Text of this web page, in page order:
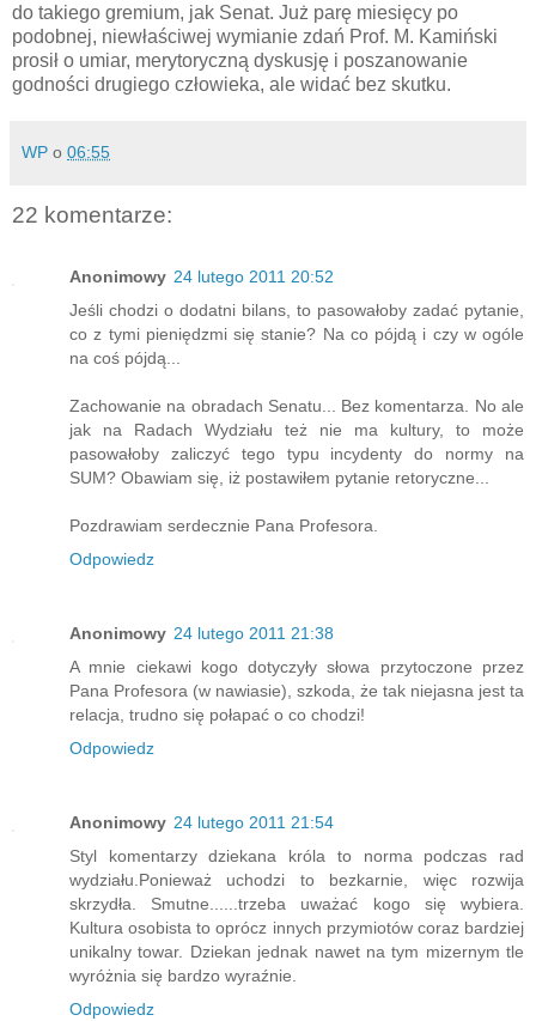
do takiego gremium, jak Senat. Już parę miesięcy po
podobnej, niewłaściwej wymianie zdań Prof. M. Kamiński
prosił o umiar, merytoryczną dyskusję i poszanowanie
godności drugiego człowieka, ale widać bez skutku.
WP o 06:55
22 komentarze:
Anonimowy 24 lutego 2011 20:52
Jeśli chodzi o dodatni bilans, to pasowałoby zadać pytanie,
co z tymi pieniędzmi się stanie? Na co pójdą i czy w ogóle
na coś pójdą...
Zachowanie na obradach Senatu... Bez komentarza. No ale
jak na Radach Wydziału też nie ma kultury, to może
pasowałoby zaliczyć tego typu incydenty do normy na
SUM? Obawiam się, iż postawiłem pytanie retoryczne...
Pozdrawiam serdecznie Pana Profesora.
Odpowiedz
Anonimowy 24 lutego 2011 21:38
A mnie ciekawi kogo dotyczyły słowa przytoczone przez
Pana Profesora (w nawiasie), szkoda, że tak niejasna jest ta
relacja, trudno się połapać o co chodzi!
Odpowiedz
Anonimowy 24 lutego 2011 21:54
Styl komentarzy dziekana króla to norma podczas rad
wydziału.Ponieważ uchodzi to bezkarnie, więc rozwija
skrzydła. Smutne......trzeba uważać kogo się wybiera.
Kultura osobista to oprócz innych przymiotów coraz bardziej
unikalny towar. Dziekan jednak nawet na tym mizernym tle
wyróżnia się bardzo wyraźnie.
Odpowiedz